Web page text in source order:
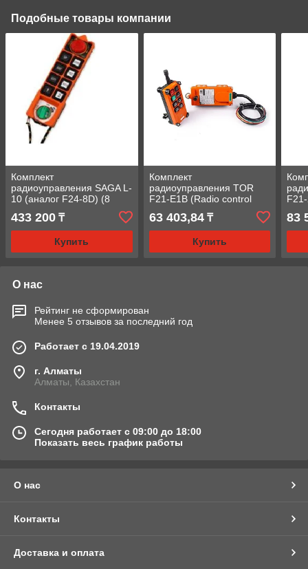
Подобные товары компании
Комплект
радиоуправления SAGA L-
10 (аналог F24-8D) (8
двухскоростных кнопок +
аварийный стоп)
433 200 ₸
Купить
Комплект
радиоуправления TOR
F21-E1B (Radio control
panel, 380 В)
63 403,84₸
Купить
83
О нас
Рейтинг не сформирован
Менее 5 отзывов за последний год
Работает с 19.04.2019
г. Алматы
Алматы, Казахстан
Контакты
Сегодня работает с 09:00 до 18:00
Показать весь график работы
О нас
Контакты
Доставка и оплата